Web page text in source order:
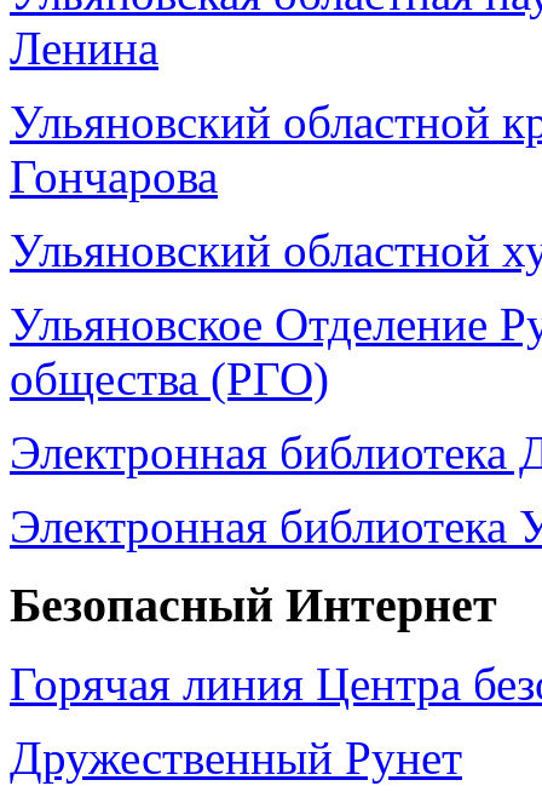
Ленина
Ульяновский областной
Гончарова
Ульяновский областной
Ульяновское Отделение
общества (РГО)
Электронная библиотека
Электронная библиотека
Безопасный Интернет
Горячая линия Центра
Дружественный Рунет